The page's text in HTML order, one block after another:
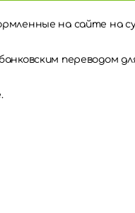
на сайте на
переводом